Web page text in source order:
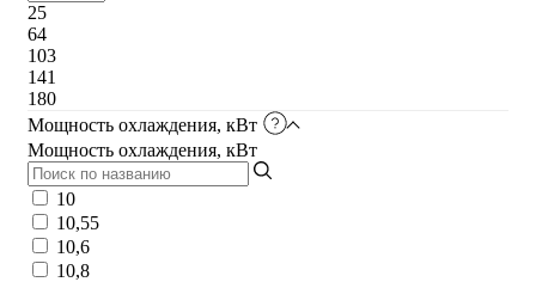
25
64
103
141
180
Мощность охлаждения, кВт
Мощность охлаждения, кВт
10
10,55
10,6
10,8